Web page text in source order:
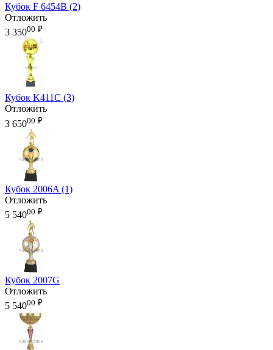
Кубок F 6454B (2)
Отложить
3 35000 ₽
Кубок K411C (3)
Отложить
3 65000 ₽
Кубок 2006A (1)
Отложить
5 54000 ₽
Кубок 2007G
Отложить
5 54000 ₽